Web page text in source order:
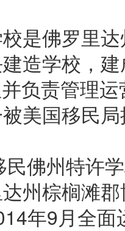
是佛罗里
造学校，
负责管理
美国移民
佛州特许
州棕榈滩
年9月全